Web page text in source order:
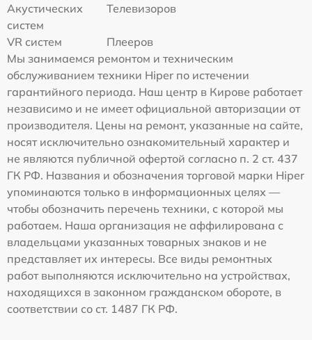
Акустических
систем
Телевизоров
VR систем
Плееров
Мы занимаемся ремонтом и техническим
обслуживанием техники Hiper по истечении
гарантийного периода. Наш центр в Кирове работает
независимо и не имеет официальной авторизации от
производителя. Цены на ремонт, указанные на сайте,
носят исключительно ознакомительный характер и
не являются публичной офертой согласно п. 2 ст. 437
ГК РФ. Названия и обозначения торговой марки Hiper
упоминаются только в информационных целях —
чтобы обозначить перечень техники, с которой мы
работаем. Наша организация не аффилирована с
владельцами указанных товарных знаков и не
представляет их интересы. Все виды ремонтных
работ выполняются исключительно на устройствах,
находящихся в законном гражданском обороте, в
соответствии со ст. 1487 ГК РФ.